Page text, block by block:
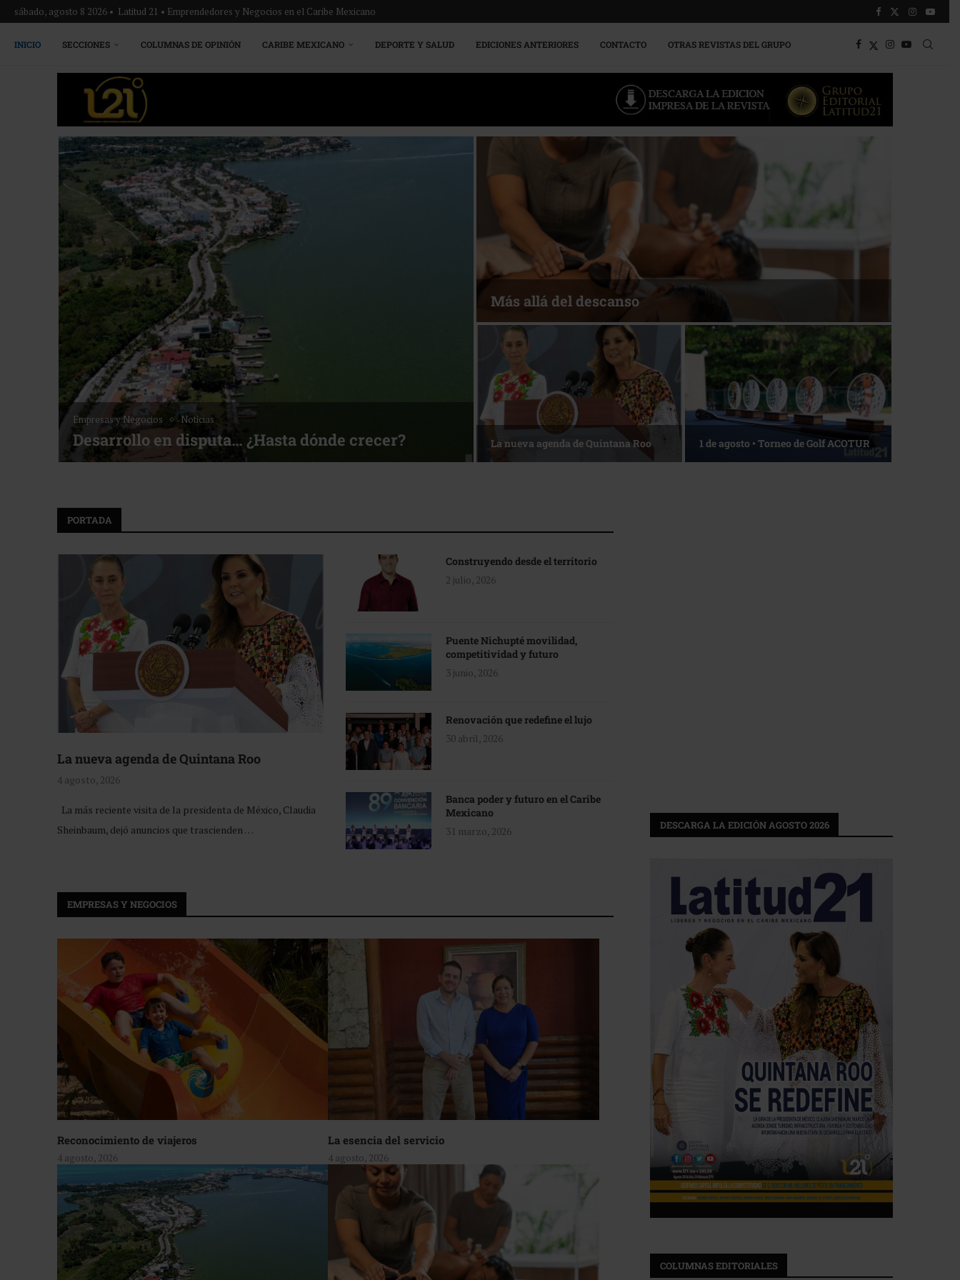
sábado, agosto 8 2026 • Latitud 21 • Emprendedores y Negocios en el Caribe Mexicano
INICIO SECCIONES COLUMNAS DE OPINIÓN CARIBE MEXICANO DEPORTE Y SALUD EDICIONES ANTERIORES CONTACTO OTRAS REVISTAS DEL GRUPO
Empresas y Negocios Noticias
Desarrollo en disputa… ¿Hasta dónde crecer?
Más allá del descanso
La nueva agenda de Quintana Roo 1 de agosto • Torneo de Golf ACOTUR
PORTADA
La nueva agenda de Quintana Roo
4 agosto, 2026
La más reciente visita de la presidenta de México, Claudia
Sheinbaum, dejó anuncios que trascienden …
Construyendo desde el territorio
2 julio, 2026
Puente Nichupté movilidad,
competitividad y futuro
3 junio, 2026
Renovación que redefine el lujo
30 abril, 2026
Banca poder y futuro en el Caribe
Mexicano
31 marzo, 2026
EMPRESAS Y NEGOCIOS
Reconocimiento de viajeros
4 agosto, 2026
La esencia del servicio
4 agosto, 2026
DESCARGA LA EDICIÓN AGOSTO 2026
COLUMNAS EDITORIALES